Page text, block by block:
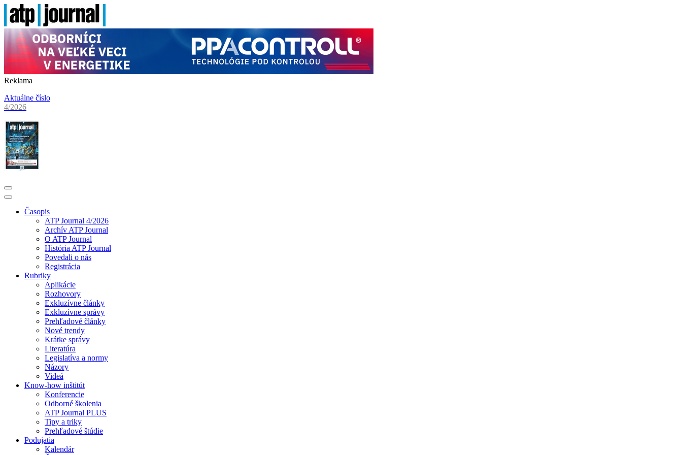
Reklama
Aktuálne číslo
4/2026
Časopis
ATP Journal 4/2026
Archív ATP Journal
O ATP Journal
História ATP Journal
Povedali o nás
Registrácia
Rubriky
Aplikácie
Rozhovory
Exkluzívne články
Exkluzívne správy
Prehľadové články
Nové trendy
Krátke správy
Literatúra
Legislatíva a normy
Názory
Videá
Know-how inštitút
Konferencie
Odborné školenia
ATP Journal PLUS
Tipy a triky
Prehľadové štúdie
Podujatia
Kalendár